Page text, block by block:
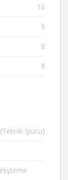
10
9
8
8
İpucu)